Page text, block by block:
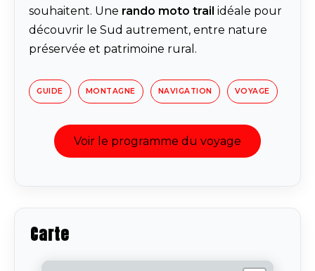
souhaitent. Une rando moto trail idéale pour
découvrir le Sud autrement, entre nature
préservée et patrimoine rural.
GUIDE MONTAGNE NAVIGATION VOYAGE
Voir le programme du voyage
Carte